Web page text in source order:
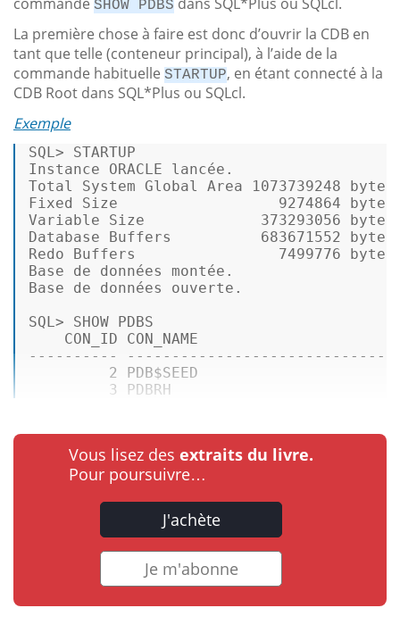
SHOW PDBS
La première chose à faire est donc d’ouvrir la CDB en
tant que telle (conteneur principal), à l’aide de la
commande habituelle STARTUP, en étant connecté à la
CDB Root dans SQL*Plus ou SQLcl.
Exemple
SQL> STARTUP
Instance ORACLE lancée.
Total System Global Area 1073739248
Fixed Size 9274864
Variable Size 373293056
Database Buffers 683671552
Redo Buffers 7499776
Base de données montée.
Base de données ouverte.
SQL> SHOW PDBS
CON_ID
----------
2
PDB$SEED
3
PDBRH
Vous lisez des extraits du livre.
Pour poursuivre…
J'achète
Je m'abonne